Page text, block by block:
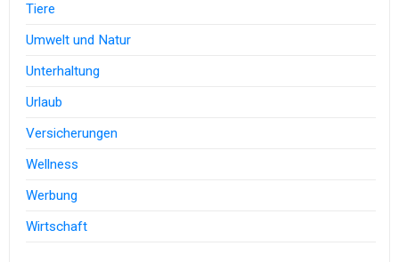
Tiere
Umwelt und Natur
Unterhaltung
Urlaub
Versicherungen
Wellness
Werbung
Wirtschaft